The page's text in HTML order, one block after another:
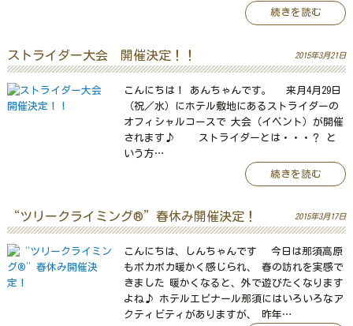
続きを読む
ストライダー大会 開催決定！！ 2015年3月21日
こんにちは！ あんちゃんです。 来月4月29日
（祝／水）にホテル敷地にあるストライダーの
オフィシャルコースで 大会（イベント）が開催
されます♪ ストライダーとは・・・？ と
いう方…
続きを読む
“ツリークライミング®”春休み開催決定！ 2015年3月17日
こんにちは、しんちゃんです 今日は那須高原
もポカポカ暖かく感じられ、 春の訪れを実感で
きました 暖かくなると、外で遊びたくなります
よね♪ ホテルエピナール那須にはいろいろなア
クティビティがありますが、 昨年…